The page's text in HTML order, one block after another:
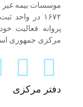
۱۶۷۲ در
مرکزی جمهوری
دفتر مرکزی